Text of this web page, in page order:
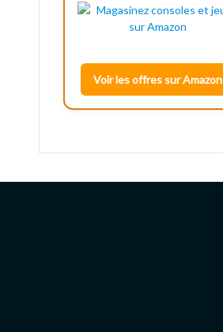
Voir les offres sur Amazon